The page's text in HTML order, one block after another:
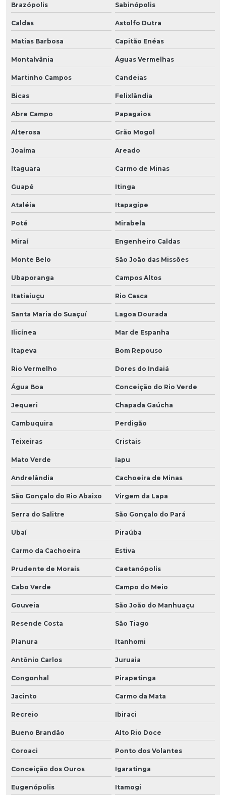
Brazópolis Sabinópolis
Caldas Astolfo Dutra
Matias Barbosa Capitão Enéas
Montalvânia Águas Vermelhas
Martinho Campos Candeias
Bicas Felixlândia
Abre Campo Papagaios
Alterosa Grão Mogol
Joaíma Areado
Itaguara Carmo de Minas
Guapé Itinga
Ataléia Itapagipe
Poté Mirabela
Miraí Engenheiro Caldas
Monte Belo São João das Missões
Ubaporanga Campos Altos
Itatiaiuçu Rio Casca
Santa Maria do Suaçuí Lagoa Dourada
Ilicínea Mar de Espanha
Itapeva Bom Repouso
Rio Vermelho Dores do Indaiá
Água Boa Conceição do Rio Verde
Jequeri Chapada Gaúcha
Cambuquira Perdigão
Teixeiras Cristais
Mato Verde Iapu
Andrelândia Cachoeira de Minas
São Gonçalo do Rio Abaixo Virgem da Lapa
Serra do Salitre São Gonçalo do Pará
Ubaí Piraúba
Carmo da Cachoeira Estiva
Prudente de Morais Caetanópolis
Cabo Verde Campo do Meio
Gouveia São João do Manhuaçu
Resende Costa São Tiago
Planura Itanhomi
Antônio Carlos Juruaia
Congonhal Pirapetinga
Jacinto Carmo da Mata
Recreio Ibiraci
Bueno Brandão Alto Rio Doce
Coroaci Ponto dos Volantes
Conceição dos Ouros Igaratinga
Eugenópolis Itamogi